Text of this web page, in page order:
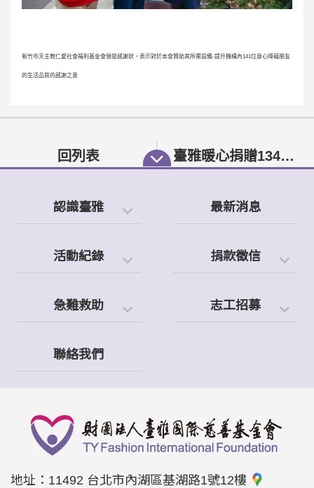
新竹市天主教仁愛社會福利基金會頒發感謝狀，表示對於本會贊助其所需設備-提升機構內141位身心障礙朋友
的生活品質的感謝之意
回列表 臺雅暖心捐贈134個小家電助63戶，弱勢家庭揪甘心!
認識臺雅 最新消息
活動紀錄 捐款徵信
急難救助 志工招募
聯絡我們
地址： 11492 台北市內湖區基湖路1號12樓